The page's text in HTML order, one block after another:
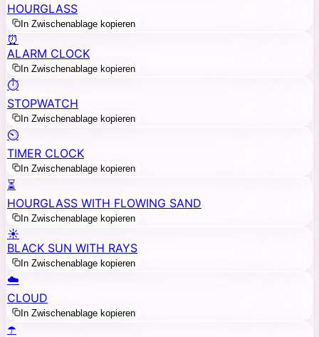
HOURGLASS
In Zwischenablage kopieren
⏰
ALARM CLOCK
In Zwischenablage kopieren
⏱️
STOPWATCH
In Zwischenablage kopieren
⏲️
TIMER CLOCK
In Zwischenablage kopieren
⏳
HOURGLASS WITH FLOWING SAND
In Zwischenablage kopieren
☀️
BLACK SUN WITH RAYS
In Zwischenablage kopieren
☁️
CLOUD
In Zwischenablage kopieren
☂️